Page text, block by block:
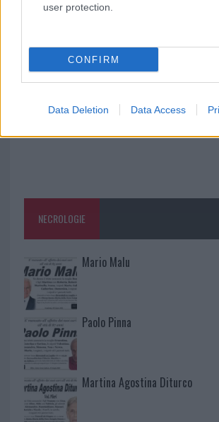
user protection.
CONFIRM
Data Deletion Data Access
NECROLOGIE
Mario Malu
Paolo Pinna
Martina Agostina Diturco